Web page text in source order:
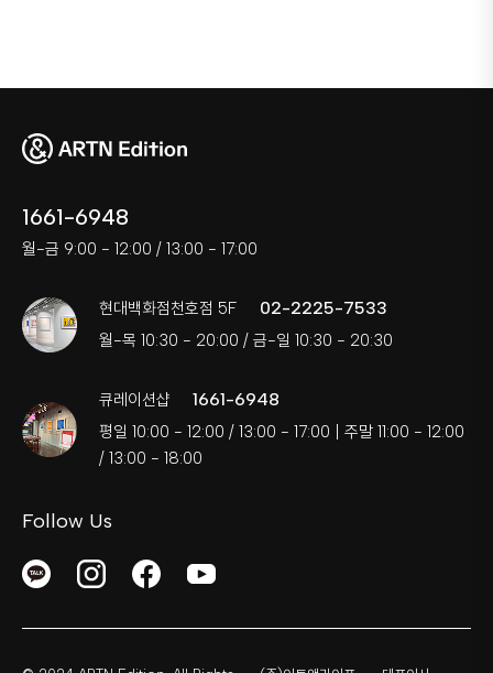
1661-6948
월-금 9:00 - 12:00 / 13:00 - 17:00
현대백화점천호점 5F 02-2225-7533
월-목 10:30 - 20:00 / 금-일 10:30 - 20:30
큐레이션샵 1661-6948
평일 10:00 - 12:00 / 13:00 - 17:00 | 주말 11:00 - 12:00
/ 13:00 - 18:00
Follow Us